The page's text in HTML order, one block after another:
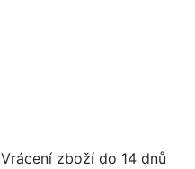
Vrácení zboží do 14 dnů